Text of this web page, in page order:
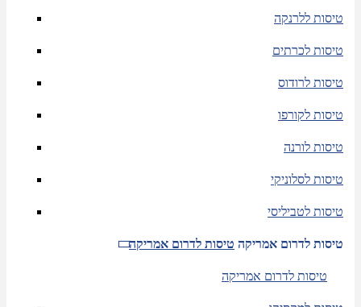
טיסות ללרנקה
טיסות לכרתים
טיסות לרודוס
טיסות לקורפו
טיסות לורנה
טיסות לסלוניקי
טיסות לטביליסי
טיסות לדרום אמריקה טיסות לדרום אמריקה
טיסות לדרום אמריקה